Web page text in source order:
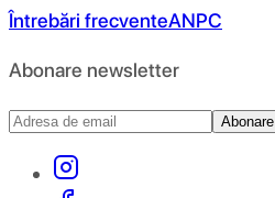
Întrebări frecventeANPC
Abonare newsletter
Abonare